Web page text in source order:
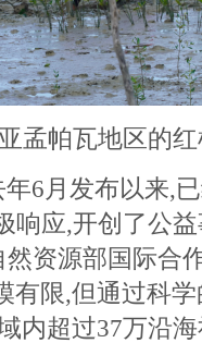
孟帕瓦地区的
6月发布以来,
响应,开创了公
资源部国际合
有限,但通过科
内超过37万沿